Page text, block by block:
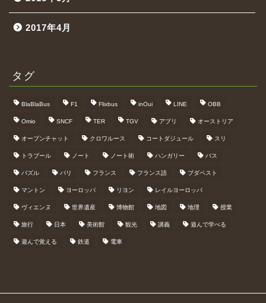
2017年4月
タグ
BlaBlaBus F1 Flixbus inOui LINE OBB
Omio SNCF TER TGV アプリ オーストリア
オープンチャット クロワルース コートダジュール スリ
トラブール ノート ノート術 ハンガリー バス
パズル パリ フランス フランス語 ブダペスト
マントン ヨーロッパ リヨン レイルヨーロッパ
ヴィエンヌ 世界遺産 博物館 地図 地理 授業
旅行 日本 美術館 観光 講義 遊んで学べる
遊んで覚える 鉄道 電車